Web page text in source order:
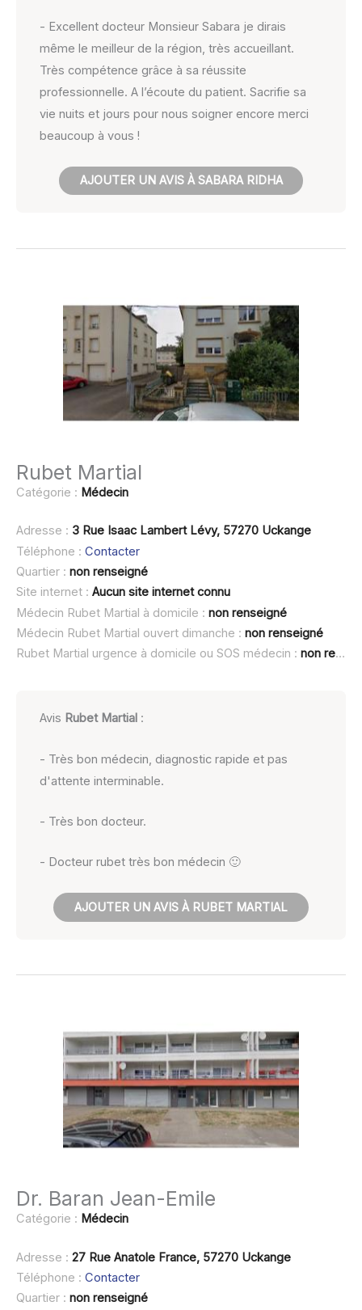
- Excellent docteur Monsieur Sabara je dirais
même le meilleur de la région, très accueillant.
Très compétence grâce à sa réussite
professionnelle. A l’écoute du patient. Sacrifie sa
vie nuits et jours pour nous soigner encore merci
beaucoup à vous !
AJOUTER UN AVIS À SABARA RIDHA
Rubet Martial
Catégorie : Médecin
Adresse : 3 Rue Isaac Lambert Lévy, 57270 Uckange
Téléphone : Contacter
Quartier : non renseigné
Site internet : Aucun site internet connu
Médecin Rubet Martial à domicile : non renseigné
Médecin Rubet Martial ouvert dimanche : non renseigné
Rubet Martial urgence à domicile ou SOS médecin : non renseigné
Avis Rubet Martial :
- Très bon médecin, diagnostic rapide et pas
d'attente interminable.
- Très bon docteur.
- Docteur rubet très bon médecin 🙂
AJOUTER UN AVIS À RUBET MARTIAL
Dr. Baran Jean-Emile
Catégorie : Médecin
Adresse : 27 Rue Anatole France, 57270 Uckange
Téléphone : Contacter
Quartier : non renseigné